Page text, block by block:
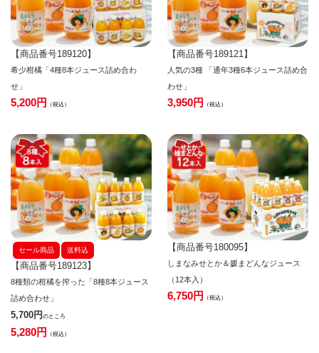
【商品番号189120】
希少柑橘「4種8本ジュース詰め合わ
せ」
5,200 税込
【商品番号189121】
人気の3種 「通年3種6本ジュース詰め合
わせ」
3,950 税込
セール商品 送料込
【商品番号189123】
8種類の柑橘を搾った「8種8本ジュース
詰め合わせ」
5,700 のところ
5,280 税込
【商品番号180095】
しまなみせとか＆媛まどんなジュース
（12本入）
6,750 税込